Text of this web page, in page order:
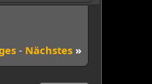
- Nächstes »